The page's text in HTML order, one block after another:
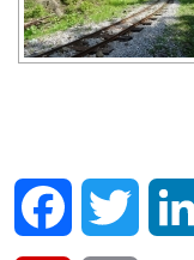
Facebook Twitter